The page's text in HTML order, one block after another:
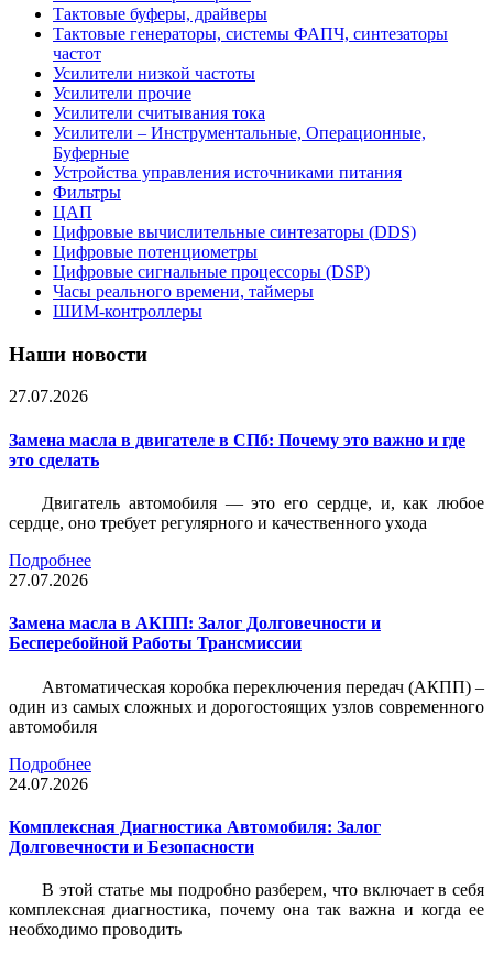
Тактовые буферы, драйверы
Тактовые генераторы, системы ФАПЧ, синтезаторы
частот
Усилители низкой частоты
Усилители прочие
Усилители считывания тока
Усилители – Инструментальные, Операционные,
Буферные
Устройства управления источниками питания
Фильтры
ЦАП
Цифровые вычислительные синтезаторы (DDS)
Цифровые потенциометры
Цифровые сигнальные процессоры (DSP)
Часы реального времени, таймеры
ШИМ-контроллеры
Наши новости
27.07.2026
Замена масла в двигателе в СПб: Почему это важно и где
это сделать
Двигатель автомобиля — это его сердце, и, как любое
сердце, оно требует регулярного и качественного ухода
Подробнее
27.07.2026
Замена масла в АКПП: Залог Долговечности и
Бесперебойной Работы Трансмиссии
Автоматическая коробка переключения передач (АКПП) –
один из самых сложных и дорогостоящих узлов современного
автомобиля
Подробнее
24.07.2026
Комплексная Диагностика Автомобиля: Залог
Долговечности и Безопасности
В этой статье мы подробно разберем, что включает в себя
комплексная диагностика, почему она так важна и когда ее
необходимо проводить